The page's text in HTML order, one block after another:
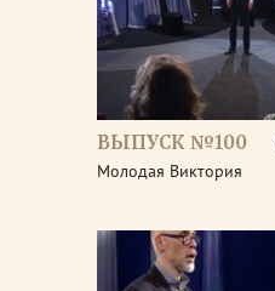
ВЫПУСК №100
Молодая Виктория